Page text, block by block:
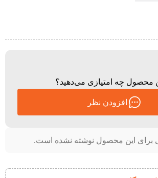
برای این محصول نوشته نشده است.
محصول چه امتیازی می‌دهید؟
افزودن نظر